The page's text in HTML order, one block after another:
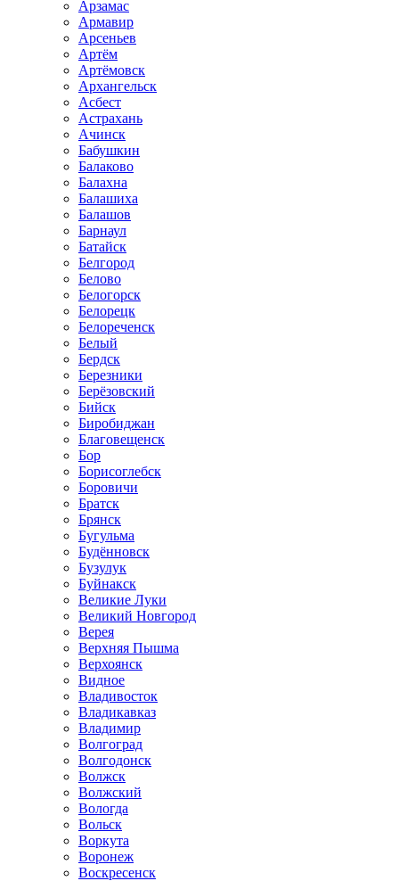
Арзамас
Армавир
Арсеньев
Артём
Артёмовск
Архангельск
Асбест
Астрахань
Ачинск
Бабушкин
Балаково
Балахна
Балашиха
Балашов
Барнаул
Батайск
Белгород
Белово
Белогорск
Белорецк
Белореченск
Белый
Бердск
Березники
Берёзовский
Бийск
Биробиджан
Благовещенск
Бор
Борисоглебск
Боровичи
Братск
Брянск
Бугульма
Будённовск
Бузулук
Буйнакск
Великие Луки
Великий Новгород
Верея
Верхняя Пышма
Верхоянск
Видное
Владивосток
Владикавказ
Владимир
Волгоград
Волгодонск
Волжск
Волжский
Вологда
Вольск
Воркута
Воронеж
Воскресенск